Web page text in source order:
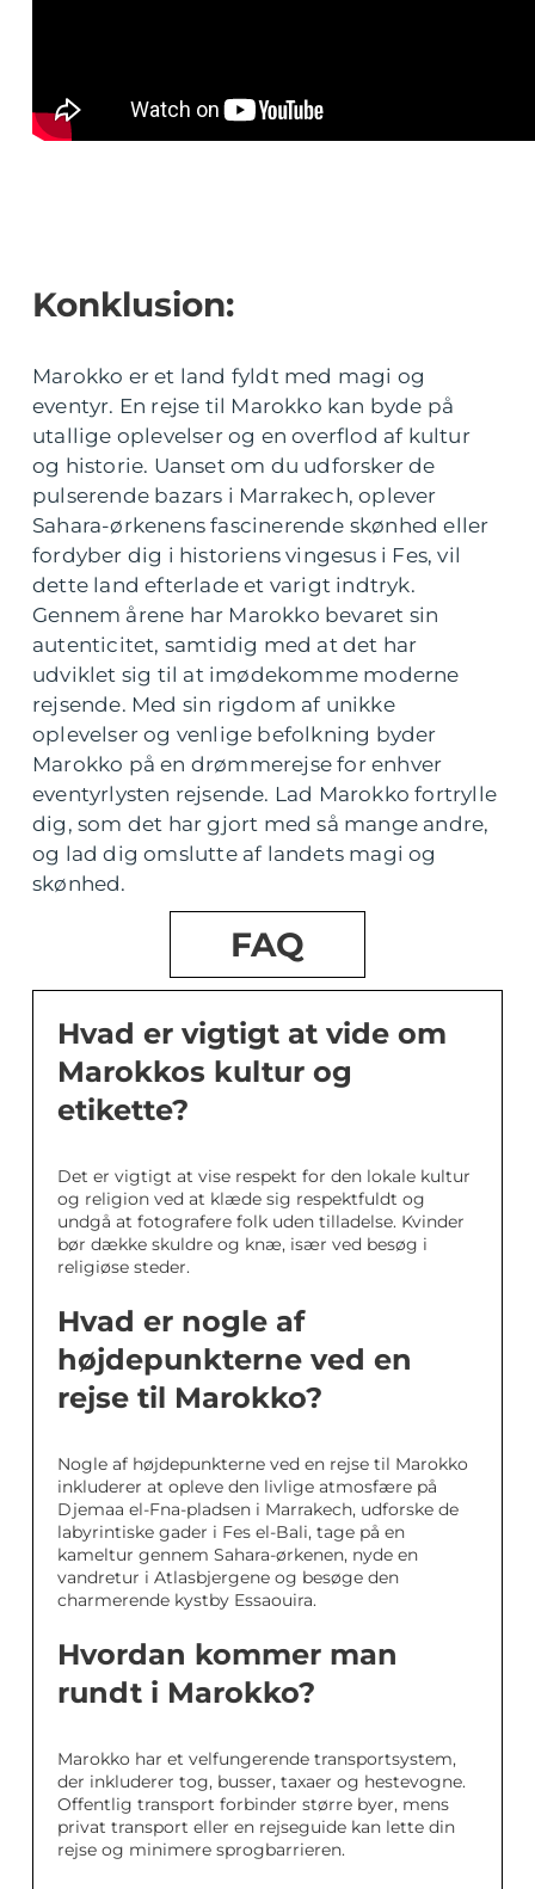
Konklusion:
Marokko er et land fyldt med magi og
eventyr. En rejse til Marokko kan byde på
utallige oplevelser og en overflod af kultur
og historie. Uanset om du udforsker de
pulserende bazars i Marrakech, oplever
Sahara-ørkenens fascinerende skønhed eller
fordyber dig i historiens vingesus i Fes, vil
dette land efterlade et varigt indtryk.
Gennem årene har Marokko bevaret sin
autenticitet, samtidig med at det har
udviklet sig til at imødekomme moderne
rejsende. Med sin rigdom af unikke
oplevelser og venlige befolkning byder
Marokko på en drømmerejse for enhver
eventyrlysten rejsende. Lad Marokko fortrylle
dig, som det har gjort med så mange andre,
og lad dig omslutte af landets magi og
skønhed.
FAQ
Hvad er vigtigt at vide om
Marokkos kultur og
etikette?
Det er vigtigt at vise respekt for den lokale kultur
og religion ved at klæde sig respektfuldt og
undgå at fotografere folk uden tilladelse. Kvinder
bør dække skuldre og knæ, især ved besøg i
religiøse steder.
Hvad er nogle af
højdepunkterne ved en
rejse til Marokko?
Nogle af højdepunkterne ved en rejse til Marokko
inkluderer at opleve den livlige atmosfære på
Djemaa el-Fna-pladsen i Marrakech, udforske de
labyrintiske gader i Fes el-Bali, tage på en
kameltur gennem Sahara-ørkenen, nyde en
vandretur i Atlasbjergene og besøge den
charmerende kystby Essaouira.
Hvordan kommer man
rundt i Marokko?
Marokko har et velfungerende transportsystem,
der inkluderer tog, busser, taxaer og hestevogne.
Offentlig transport forbinder større byer, mens
privat transport eller en rejseguide kan lette din
rejse og minimere sprogbarrieren.